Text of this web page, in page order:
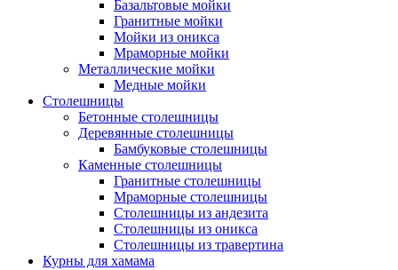
Базальтовые мойки
Гранитные мойки
Мойки из оникса
Мраморные мойки
Металлические мойки
Медные мойки
Столешницы
Бетонные столешницы
Деревянные столешницы
Бамбуковые столешницы
Каменные столешницы
Гранитные столешницы
Мраморные столешницы
Столешницы из андезита
Столешницы из оникса
Столешницы из травертина
Курны для хамама